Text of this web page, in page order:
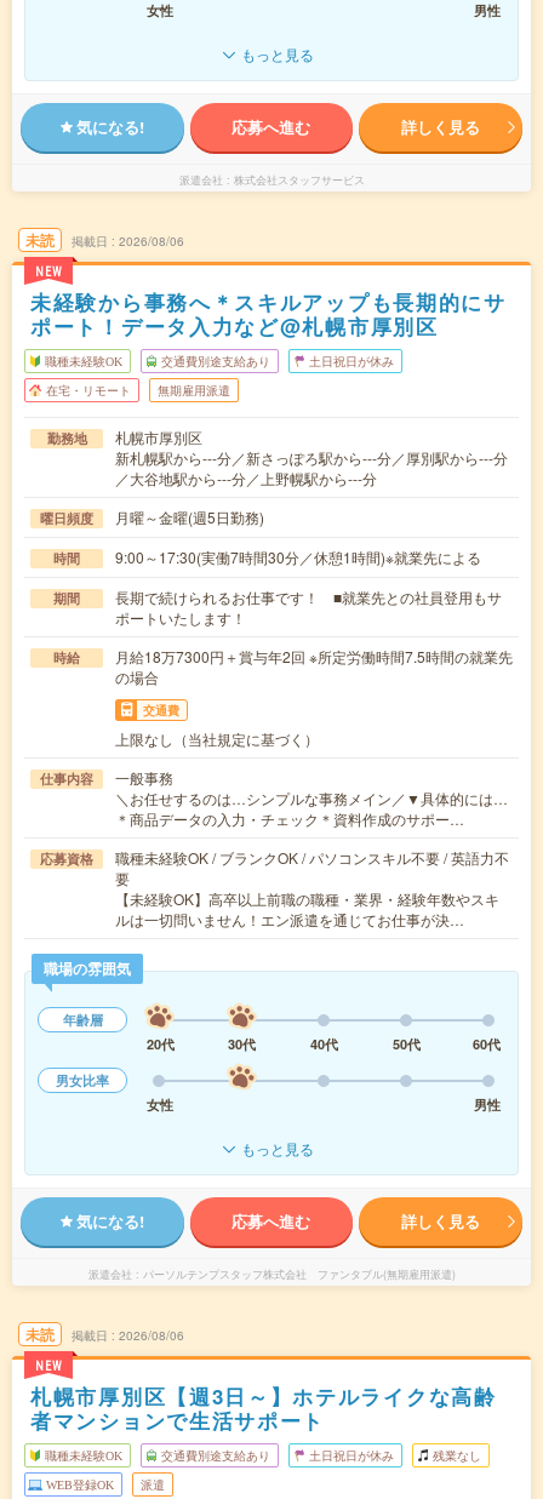
女性
男性
もっと見る
気になる! 応募へ進む 詳しく見る
派遣会社 株式会社スタッフサービス
未読
NEW
掲載日 2026/08/06
未経験から事務へ＊スキルアップも長期的にサ
ポート！データ入力など@札幌市厚別区
職種未経験OK 交通費別途支給あり 土日祝日が休み
在宅・リモート 無期雇用派遣
勤務地
札幌市厚別区
新札幌駅から---分／新さっぽろ駅から---分／厚別駅から---分
／大谷地駅から---分／上野幌駅から---分
曜日頻度 月曜～金曜(週5日勤務)
時間 9:00～17:30(実働7時間30分／休憩1時間)※就業先による
期間
長期で続けられるお仕事です！ ■就業先との社員登用もサ
ポートいたします！
時給
月給18万7300円＋賞与年2回 ※所定労働時間7.5時間の就業先
の場合
交通費
上限なし（当社規定に基づく）
仕事内容
一般事務
＼お任せするのは…シンプルな事務メイン／▼具体的には…
＊商品データの入力・チェック＊資料作成のサポー…
応募資格
職種未経験OK / ブランクOK / パソコンスキル不要 / 英語力不
要
【未経験OK】高卒以上前職の職種・業界・経験年数やスキ
ルは一切問いません！エン派遣を通じてお仕事が決…
職場の雰囲気
年齢層
20代
30代 40代 50代
60代
男女比率
女性
男性
もっと見る
気になる! 応募へ進む 詳しく見る
派遣会社 パーソルテンプスタッフ株式会社 ファンタブル(無期雇用派遣)
未読
NEW
掲載日 2026/08/06
札幌市厚別区【週3日～】ホテルライクな高齢
者マンションで生活サポート
職種未経験OK 交通費別途支給あり 土日祝日が休み 残業なし
WEB登録OK 派遣